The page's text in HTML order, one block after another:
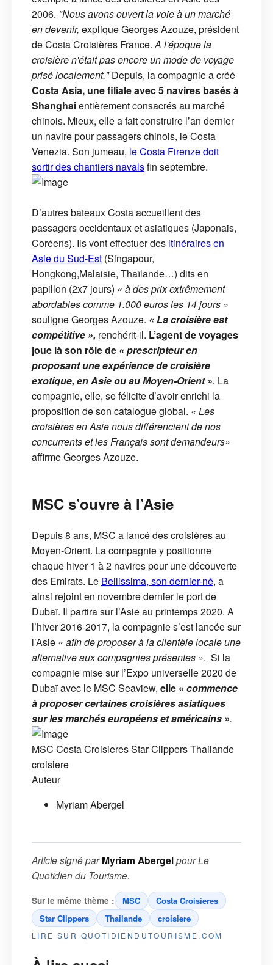
2006. "Nous avons ouvert la voie à un marché
en devenir, explique Georges Azouze, président
de Costa Croisières France.A l'époque la
croisière n'était pas encore un mode de voyage
prisé localement."Depuis, la compagnie a créé
Costa Asia, une filiale avec 5 navires basés à
Shanghaientièrement consacrés au marché
chinois. Mieux, elle a fait construire l’an dernier
un navire pour passagers chinois, le Costa
Venezia. Son jumeau, le Costa Firenze doit
sortir des chantiers navalsfin septembre.
D’autres bateaux Costa accueillent des
passagers occidentaux et asiatiques (Japonais,
Coréens). Ils vont effectuer des itinéraires en
Asie du Sud-Est (Singapour,
Hongkong,Malaisie, Thaïlande…) dits en
papillon (2x7 jours) « à des prix extrêmement
abordables comme 1.000 euros les 14 jours »
souligne Georges Azouze. « La croisière est
compétitive », renchérit-il. L’agent de voyages
joue là son rôle de « prescripteur en
proposant une expérience de croisière
exotique, en Asie ou au Moyen-Orient ». La
compagnie, elle, se félicite d’avoir enrichi la
proposition de son catalogue global. « Les
croisières en Asie nous différencient de nos
concurrents et les Français sont demandeurs»
affirme Georges Azouze.
MSC s’ouvre à l’Asie
Depuis 8 ans, MSC a lancé des croisières au
Moyen-Orient. La compagnie y positionne
chaque hiver 1 à 2 navires pour une découverte
des Emirats. Le Bellissima, son dernier-né, a
ainsi rejoint en novembre dernier le port de
Dubaï. Il partira sur l’Asie au printemps 2020. A
l’hiver 2016-2017, la compagnie s’est lancée sur
l’Asie « afin de proposer à la clientèle locale une
alternative aux compagnies présentes ». Si la
compagnie mise sur l’Expo universelle 2020 de
Dubaï avec le MSC Seaview, elle « commence
à proposer certaines croisières asiatiques
sur les marchés européens et américains ».
MSC Costa CroisieresStar ClippersThailande
croisiere
Auteur
Myriam Abergel
Article signé parMyriam AbergelpourLe
Quotidien du Tourisme.
Sur le même thème : MSC
Costa Croisieres
Star Clippers
Thailande croisiere
LIRE SUR QUOTIDIENDUTOURISME.COM